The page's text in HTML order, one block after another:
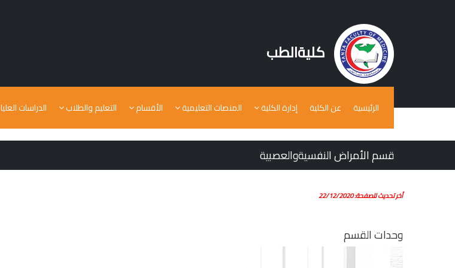
كليةالطب
الرئيسية عن الكلية إدارة الكلية المنصات التعليمية الأقسام التعليم والطلاب الدراسات العليا
قسم الأمراض النفسيةوالعصبية
أخر تحديث للصفحة: 22/12/2020
وحدات القسم